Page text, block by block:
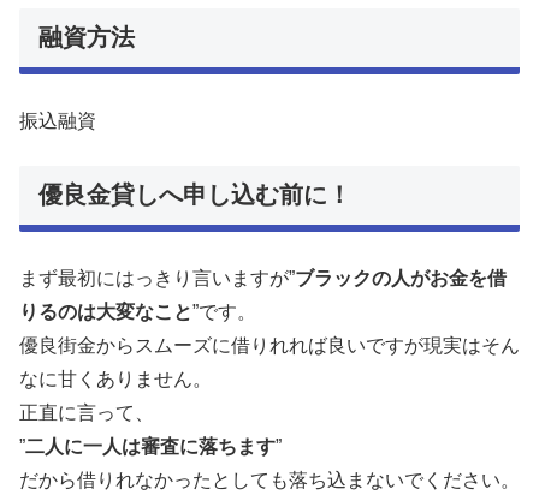
融資方法
振込融資
優良金貸しへ申し込む前に！
まず最初にはっきり言いますが”ブラックの人がお金を借
りるのは大変なこと”です。
優良街金からスムーズに借りれれば良いですが現実はそん
なに甘くありません。
正直に言って、
”二人に一人は審査に落ちます”
だから借りれなかったとしても落ち込まないでください。